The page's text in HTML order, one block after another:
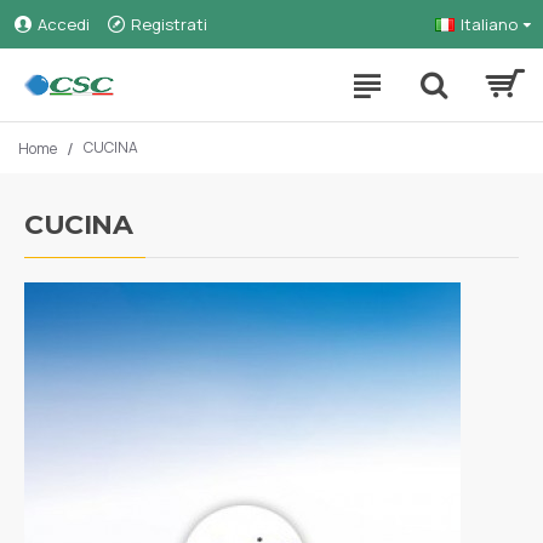
Accedi Registrati Italiano
Home CUCINA
CUCINA